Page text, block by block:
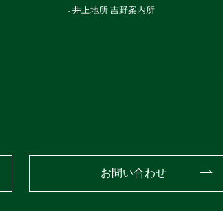
井上地所 吉野案内所
お問い合わせ